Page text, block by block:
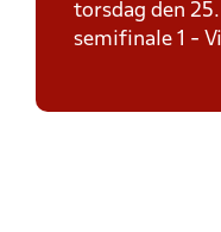
torsdag den
semifinale 1 -